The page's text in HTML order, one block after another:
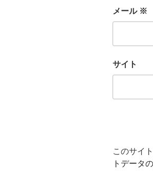
メール ※
サイト
このサイ
トデータ